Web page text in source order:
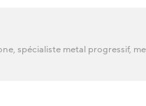
spécialiste metal progressif,